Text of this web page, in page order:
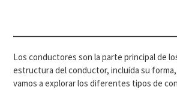
Los conductores son la parte principal de
estructura del conductor, incluida su
vamos a explorar los diferentes tipos de